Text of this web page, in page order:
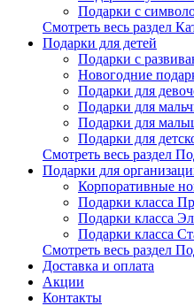
Подарки с
Смотреть весь раздел
Подарки для детей
Подарки с
Новогодние
Подарки для
Подарки для
Подарки для
Подарки для
Смотреть весь раздел
Подарки для
Корпоративные
Подарки класса
Подарки класса
Подарки класса
Смотреть весь раздел
Доставка и оплата
Акции
Контакты